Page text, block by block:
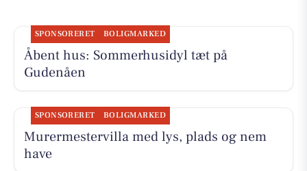
SPONSORERET BOLIGMARKED
Åbent hus: Sommerhusidyl tæt på
Gudenåen
SPONSORERET BOLIGMARKED
Murermestervilla med lys, plads og nem
have